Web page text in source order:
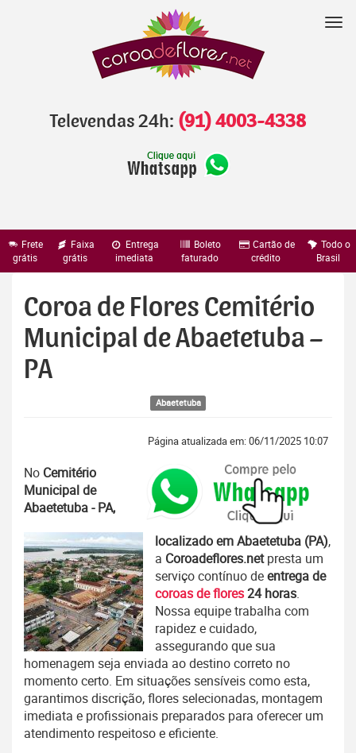
Televendas 24h: (91) 4003-4338
Frete
grátis
Faixa
grátis
Entrega
imediata
Boleto
faturado
Cartão de
crédito
Todo o
Brasil
Coroa de Flores Cemitério
Municipal de Abaetetuba –
PA
Abaetetuba
Página atualizada em: 06/11/2025 10:07
No Cemitério
Municipal de
Abaetetuba - PA,
localizado em Abaetetuba (PA),
a Coroadeflores.netpresta um
serviço contínuo deentrega de
coroas de flores24 horas.
Nossa equipe trabalha com
rapidez e cuidado,
assegurando que sua
homenagem seja enviada ao destino correto no
momento certo. Em situações sensíveis como esta,
garantimos discrição, flores selecionadas, montagem
imediata e profissionais preparados para oferecer um
atendimento respeitoso e eficiente.